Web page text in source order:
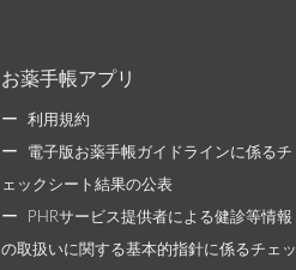
お薬手帳アプリ
利用規約
電子版お薬手帳ガイドラインに係るチ
ェックシート結果の公表
PHRサービス提供者による健診等情報
の取扱いに関する基本的指針に係るチェッ